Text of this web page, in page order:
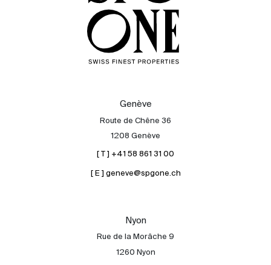
Genève
Route de Chêne 36
1208 Genève
[ T ] +41 58 861 31 00
[ E ] geneve@spgone.ch
Nyon
Rue de la Morâche 9
1260 Nyon